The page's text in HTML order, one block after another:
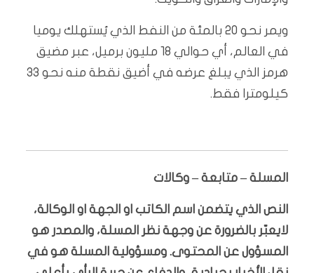
ويمر نحو 20 بالمئة من النفط الذي يُستهلك يوميا
في العالم، أي حوالي 18 مليون برميل، عبر مضيق
هرمز الذي يبلغ عرضه في أضيق نقطة منه نحو 33
كيلومترا فقط.
المسلة – متابعة – وكالات
النص الذي يتضمن اسم الكاتب او الجهة او الوكالة،
لايعبّر بالضرورة عن وجهة نظر المسلة، والمصدر هو
المسؤول عن المحتوى. ومسؤولية المسلة هو في